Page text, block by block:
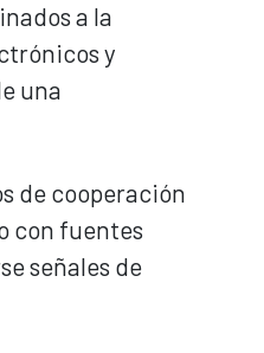
a la
y
una
de cooperación
con fuentes
señales de